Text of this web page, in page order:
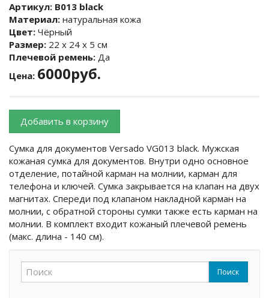
Артикул: B013 black
Материал: натуральная кожа
Цвет: Чёрный
Размер: 22 х 24 х 5 см
Плечевой ремень: Да
Цена: 6000руб.
Добавить в корзину
Сумка для документов Versado VG013 black. Мужская
кожаная сумка для документов. Внутри одно основное
отделение, потайной карман на молнии, карман для
телефона и ключей. Сумка закрывается на клапан на двух
магнитах. Спереди под клапаном накладной карман на
молнии, с обратной стороны сумки также есть карман на
молнии. В комплект входит кожаный плечевой ремень
(макс. длина - 140 см).
Форма поиска Поиск